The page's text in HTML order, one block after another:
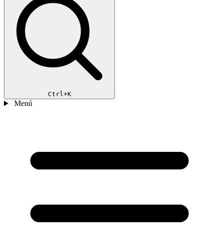
Ctrl+K
Menú